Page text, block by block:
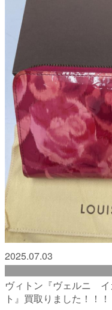
2025.07.03
ヴィトン『ヴェルニ
ト』買取りました！！！